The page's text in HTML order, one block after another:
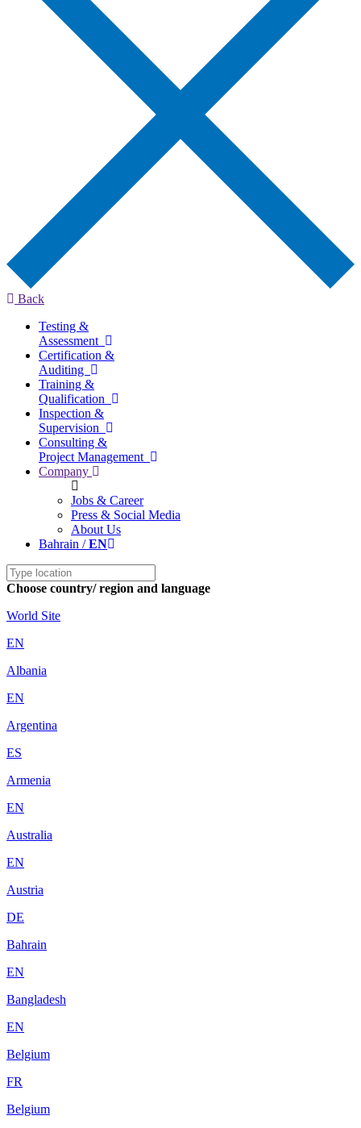
Back
Testing &
Assessment
Certification &
Auditing
Training &
Qualification
Inspection &
Supervision
Consulting &
Project Management
Company
Jobs & Career
Press & Social Media
About Us
Bahrain /EN
Choose country/ region and language
World Site
EN
Albania
EN
Argentina
ES
Armenia
EN
Australia
EN
Austria
DE
Bahrain
EN
Bangladesh
EN
Belgium
FR
Belgium